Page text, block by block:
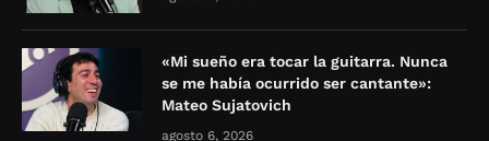
«Mi sueño era tocar la guitarra. Nunca
se me había ocurrido ser cantante»:
Mateo Sujatovich
agosto 6, 2026